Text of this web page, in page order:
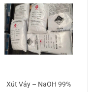
Xút Vảy – NaOH 99%